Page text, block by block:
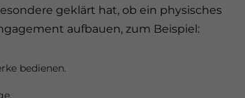
geklärt hat, ob ein physisches
aufbauen, zum Beispiel:
bedienen.